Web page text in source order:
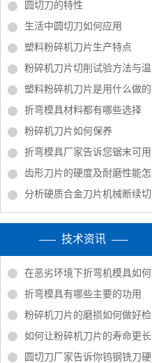
圆切刀的特性
生活中圆切刀如何应用
塑料粉碎机刀片生产特点
粉碎机刀片切削试验方法与温
塑料粉碎机刀片是用什么做的
折弯模具材料都有哪些选择
粉碎机刀片如何保养
折弯模具厂家告诉您锯末可用
齿形刀片的硬度及耐磨性能怎
分析硬质合金刀片机械断续切
技术资讯
在恶劣环境下折弯机模具如何
折弯模具有哪些主要的功用
粉碎机刀片的磨损如何做好检
如何让粉碎机刀片的寿命更长
圆切刀厂家告诉你钨钢铣刀硬